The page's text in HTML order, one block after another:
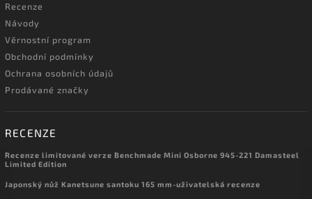
Recenze
Návody
Věrnostní program
Obchodní podmínky
Ochrana osobních údajů
Prodávané značky
RECENZE
Recenze limitované verze Benchmade Mini Osborne 945-221 Damasteel
Limited Edition
Japonský nůž Kanetsune santoku 165 mm-uživatelská recenze